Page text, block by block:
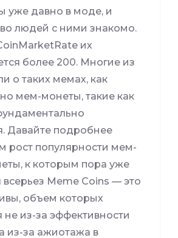
уже давно в моде, и
людей с ними знакомо.
их
более 200. Многие из
о таких мемах, как
мем-монеты, такие как
Давайте подробнее
рост популярности мем-
к которым пора уже
всерьез Meme Coins — это
объем которых
не из-за эффективности
из-за ажиотажа в